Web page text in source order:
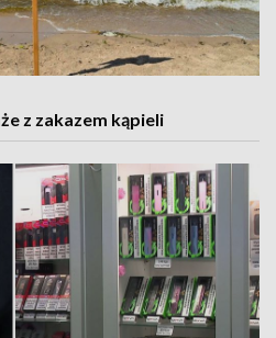
z zakazem kąpieli